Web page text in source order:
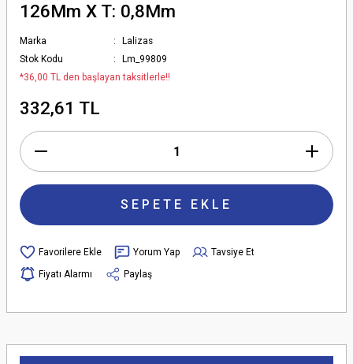
126Mm X T: 0,8Mm
Marka
Lalizas
Stok Kodu
Lm_99809
*36,00 TL den başlayan taksitlerle!!
332,61 TL
SEPETE EKLE
Yorum Yap
Tavsiye Et
Fiyatı Alarmı
Paylaş